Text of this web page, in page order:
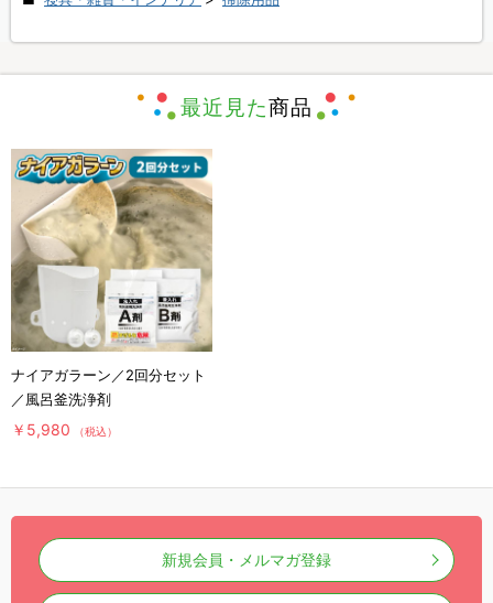
最近見た商品
ナイアガラーン／2回分セット
／風呂釜洗浄剤
￥5,980 （税込）
新規会員・メルマガ登録